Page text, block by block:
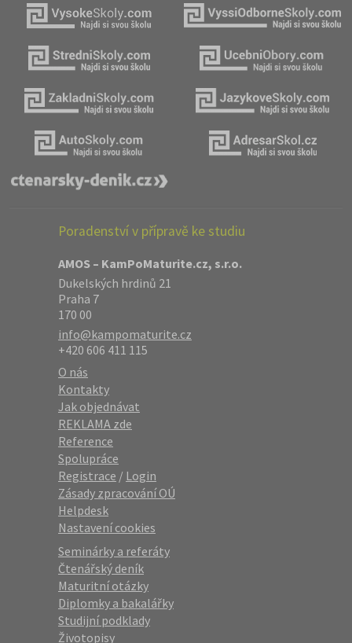
Poradenství v přípravě ke studiu
AMOS – KamPoMaturite.cz, s.r.o.
Dukelských hrdinů 21
Praha 7
170 00
info@kampomaturite.cz
+420 606 411 115
O nás
Kontakty
Jak objednávat
REKLAMA zde
Reference
Spolupráce
Registrace / Login
Zásady zpracování OÚ
Helpdesk
Nastavení cookies
Seminárky a referáty
Čtenářský deník
Maturitní otázky
Diplomky a bakalářky
Studijní podklady
Životopisy